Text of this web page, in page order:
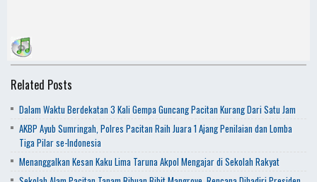
Related Posts
Dalam Waktu Berdekatan 3 Kali Gempa Guncang Pacitan Kurang Dari Satu Jam
AKBP Ayub Sumringah, Polres Pacitan Raih Juara 1 Ajang Penilaian dan Lomba
Tiga Pilar se-Indonesia
Menanggalkan Kesan Kaku Lima Taruna Akpol Mengajar di Sekolah Rakyat